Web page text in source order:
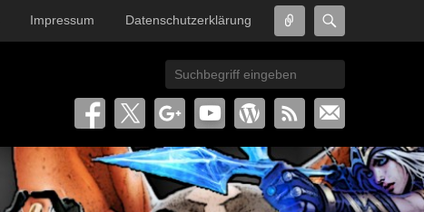
Connect
Impressum Datenschutzerklärung
Search